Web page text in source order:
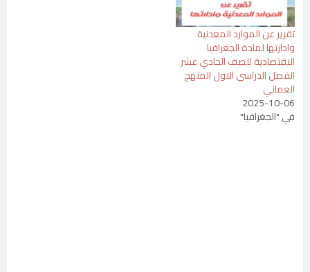
تقرير عن الموارد المعدنية
وادارتها لمادة الجغرافيا
الاقتصادية للصف الحادي عشر
الفصل الدراسي الاول المنهج
العماني
2025-10-06
في "الجغرافيا"